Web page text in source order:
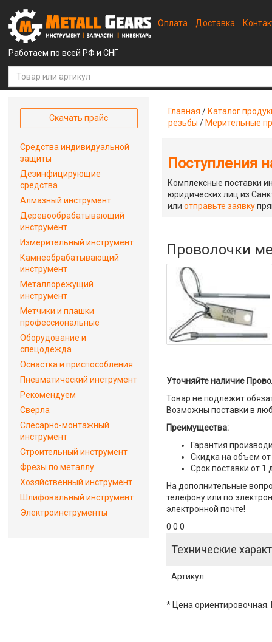
Работаем по всей РФ и СНГ
Оплата Доставка
Главная / Каталог
резьбы / Мерительные
Поступления
Комплексные поставки
юридических лиц из
илиотправьте заявку
Проволочки
Уточняйте наличие
Товар не подлежит
Возможны поставки в
Преимущества:
Гарантия
Скидка на объем от
Срок поставки от 1
На дополнительные
телефону или по
электронной почте!
0 0 0
Технические
Артикул:
* Цена ориентировочная.
Скачать прайс
Средства индивидуальной
защиты
Дезинфицирующие
средства
Алмазный инструмент
Деревообрабатывающий
инструмент
Измерительный инструмент
Камнеобрабатывающий
инструмент
Металлорежущий
инструмент
Метчики и плашки
профессиональные
Оборудование и
спецодежда
Оснастка и приспособления
Пневматический инструмент
Рекомендуем
Сверла
Слесарно-монтажный
инструмент
Строительный инструмент
Фрезы по металлу
Хозяйственный инструмент
Шлифовальный инструмент
Электроинструменты